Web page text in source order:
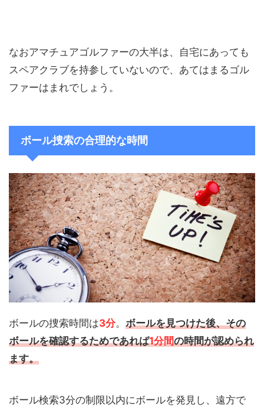
なおアマチュアゴルファーの大半は、自宅にあっても
スペアクラブを持参していないので、あてはまるゴル
ファーはまれでしょう。
ボール捜索の合理的な時間
ボールの捜索時間は3分。 ボールを見つけた後、その
ボールを確認するためであれば1分間の時間が認められ
ます。
ボール検索3分の制限以内にボールを発見し、遠方で